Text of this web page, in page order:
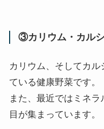
③カリウム・カル
カリウム、そしてカ
ている健康野菜です。
また、最近ではミネ
目が集まっています。